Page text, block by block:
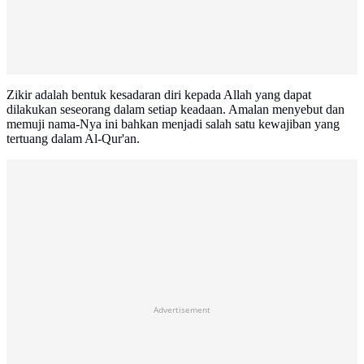
Zikir adalah bentuk kesadaran diri kepada Allah yang dapat
dilakukan seseorang dalam setiap keadaan. Amalan menyebut dan
memuji nama-Nya ini bahkan menjadi salah satu kewajiban yang
tertuang dalam Al-Qur'an.
Advertisement